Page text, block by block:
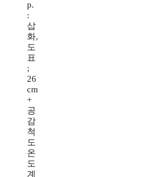
p.
:
삽
화,
도
표
;
26
cm
+
공
감
척
도
온
도
계